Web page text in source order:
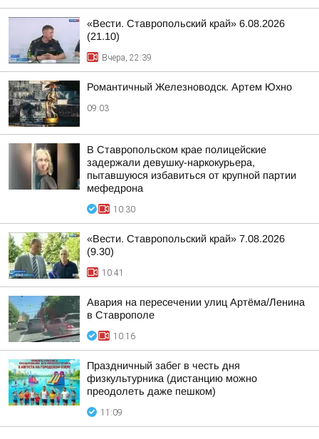
«Вести. Ставропольский край» 6.08.2026
(21.10)
Вчера, 22:39
Романтичный Железноводск. Артем Юхно
09:03
В Ставропольском крае полицейские
задержали девушку-наркокурьера,
пытавшуюся избавиться от крупной партии
мефедрона
10:30
«Вести. Ставропольский край» 7.08.2026
(9.30)
10:41
Авария на пересечении улиц Артёма/Ленина
в Ставрополе
10:16
Праздничный забег в честь дня
физкультурника (дистанцию можно
преодолеть даже пешком)
11:09